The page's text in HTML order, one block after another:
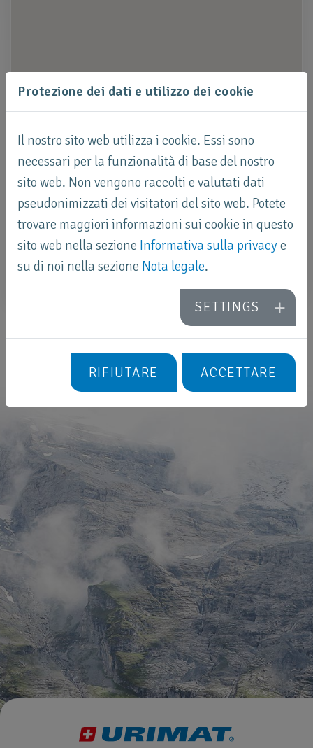
Protezione dei dati e utilizzo dei cookie
Il nostro sito web utilizza i cookie. Essi sono
necessari per la funzionalità di base del nostro
sito web. Non vengono raccolti e valutati dati
pseudonimizzati dei visitatori del sito web. Potete
trovare maggiori informazioni sui cookie in questo
sito web nella sezione Informativa sulla privacye
su di noi nella sezione Nota legale.
SETTINGS
RIFIUTARE ACCETTARE